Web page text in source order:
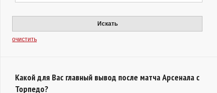
Искать
очистить
Какой для Вас главный вывод после матча Арсенала с
Торпедо?